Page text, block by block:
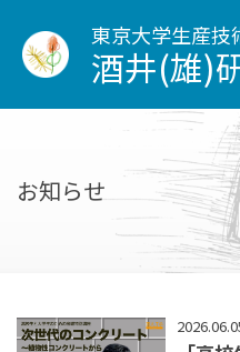
東京大学生産技
酒井(雄)
お知らせ